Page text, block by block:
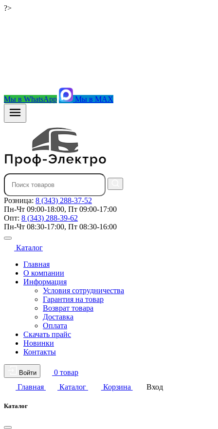
?>
Мы в WhatsApp Мы в MAX
Розница: 8 (343) 288-37-52
Пн-Чт 09:00-18:00, Пт 09:00-17:00
Опт: 8 (343) 288-39-62
Пн-Чт 08:30-17:00, Пт 08:30-16:00
Каталог
Главная
О компании
Информация
Условия сотрудничества
Гарантия на товар
Возврат товара
Доставка
Оплата
Скачать прайс
Новинки
Контакты
Войти
0 товар
Главная
Каталог Корзина Вход
Каталог